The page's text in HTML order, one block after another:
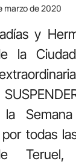
marzo de 2020
y
la
todas